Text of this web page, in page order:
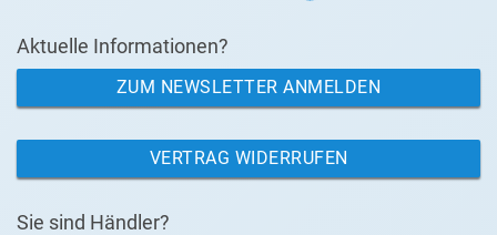
Aktuelle Informationen?
ZUM NEWSLETTER ANMELDEN
VERTRAG WIDERRUFEN
Sie sind Händler?